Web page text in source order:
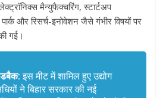
मैन्युफैक्चरिंग, स्टार्टअप
और रिसर्च-इनोवेशन जैसे गंभीर विषयों पर
गई।
इस मीट में शामिल हुए उद्योग
ने बिहार सरकार की नई